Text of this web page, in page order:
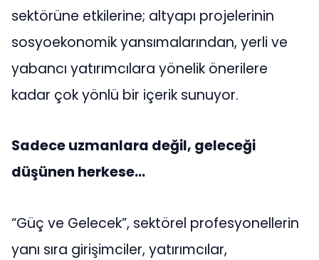
sektörüne etkilerine; altyapı projelerinin
sosyoekonomik yansımalarından, yerli ve
yabancı yatırımcılara yönelik önerilere
kadar çok yönlü bir içerik sunuyor.
Sadece uzmanlara değil, geleceği
düşünen herkese…
“Güç ve Gelecek”, sektörel profesyonellerin
yanı sıra girişimciler, yatırımcılar,